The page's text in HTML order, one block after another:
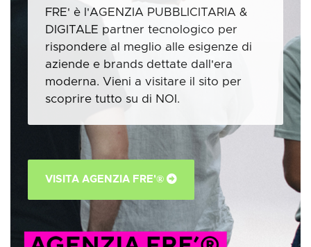
FRE' è l'AGENZIA PUBBLICITARIA &
DIGITALE partner tecnologico per
rispondere al meglio alle esigenze di
aziende e brands dettate dall'era
moderna. Vieni a visitare il sito per
scoprire tutto su di NOI.
VISITA AGENZIA FRE'®